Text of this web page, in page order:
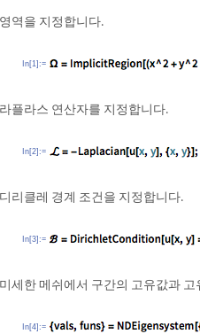
영역을 지정합니다.
In[1]:=
라플라스 연산자를 지정합니다.
In[2]:=
디리클레 경계 조건을 지정합니다.
In[3]:=
미세한 메쉬에서 구간의 고유값과
In[4]:=